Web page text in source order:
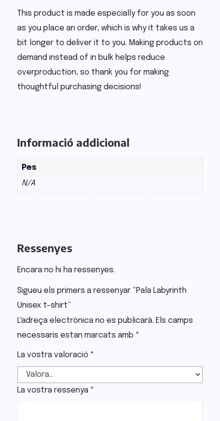
This product is made especially for you as soon
as you place an order, which is why it takes us a
bit longer to deliver it to you. Making products on
demand instead of in bulk helps reduce
overproduction, so thank you for making
thoughtful purchasing decisions!
Informació addicional
Pes
N/A
Ressenyes
Encara no hi ha ressenyes.
Sigueu els primers a ressenyar “Pala Labyrinth
Unisex t-shirt”
L'adreça electrònica no es publicarà. Els camps
necessaris estan marcats amb *
La vostra valoració *
La vostra ressenya *